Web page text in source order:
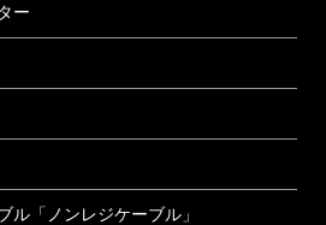
ー
ル「ノンレジケーブル」